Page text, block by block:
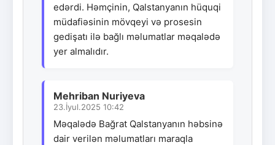
edərdi. Həmçinin, Qalstanyanın hüquqi
müdafiəsinin mövqeyi və prosesin
gedişatı ilə bağlı məlumatlar məqalədə
yer almalıdır.
Mehriban Nuriyeva
23.İyul.2025 10:42
Məqalədə Bağrat Qalstanyanın həbsinə
dair verilən məlumatları maraqla